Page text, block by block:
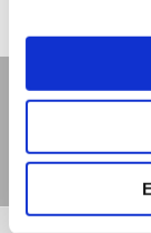
Nyheter
SKVP